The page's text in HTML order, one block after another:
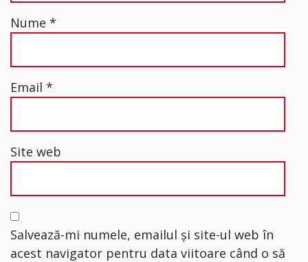
Nume *
Email *
Site web
Salvează-mi numele, emailul și site-ul web în
acest navigator pentru data viitoare când o să